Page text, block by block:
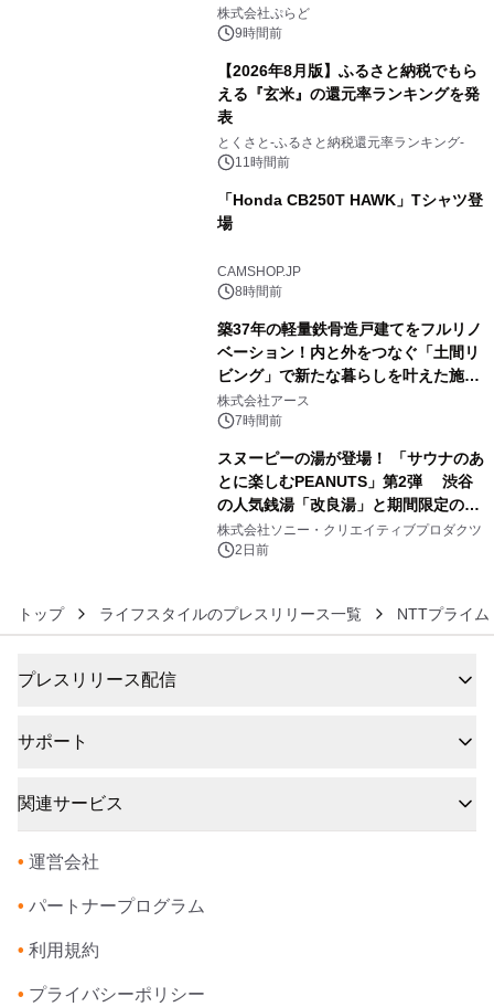
プール グランピングとトレーラーハウ
スの2施設で
株式会社ぷらど
9時間前
【2026年8月版】ふるさと納税でもら
える『玄米』の還元率ランキングを発
表
とくさと-ふるさと納税還元率ランキング-
11時間前
「Honda CB250T HAWK」Tシャツ登
場
CAMSHOP.JP
8時間前
築37年の軽量鉄骨造戸建てをフルリノ
ベーション！内と外をつなぐ「土間リ
ビング」で新たな暮らしを叶えた施工
事例を株式会社アースが公開
株式会社アース
7時間前
スヌーピーの湯が登場！ 「サウナのあ
とに楽しむPEANUTS」第2弾 渋谷
の人気銭湯「改良湯」と期間限定のコ
ラボレーション サウナイキタイコラ
ボグッズも発売決定！
株式会社ソニー・クリエイティブプロダクツ
2日前
トップ ライフスタイルのプレスリリース一覧 NTTプライ
プレスリリース配信
サポート
関連サービス
• 運営会社
• パートナープログラム
• 利用規約
• プライバシーポリシー